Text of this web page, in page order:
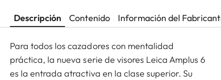
Descripción Contenido Información del
Para todos los cazadores con mentalidad
práctica, la nueva serie de visores Leica Amplus 6
es la entrada atractiva en la clase superior. Su